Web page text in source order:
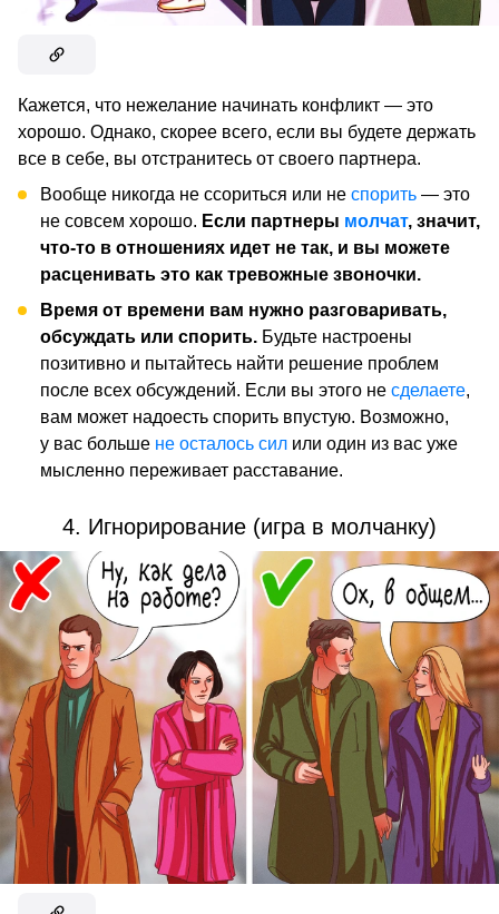
Кажется, что нежелание начинать конфликт — это
хорошо. Однако, скорее всего, если вы будете держать
все в себе, вы отстранитесь от своего партнера.
Вообще никогда не ссориться или не спорить — это
не совсем хорошо. Если партнеры молчат, значит,
что-то в отношениях идет не так, и вы можете
расценивать это как тревожные звоночки.
Время от времени вам нужно разговаривать,
обсуждать или спорить. Будьте настроены
позитивно и пытайтесь найти решение проблем
после всех обсуждений. Если вы этого не сделаете,
вам может надоесть спорить впустую. Возможно,
у вас больше не осталось сил или один из вас уже
мысленно переживает расставание.
4. Игнорирование (игра в молчанку)